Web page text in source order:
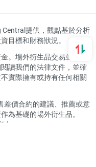
提供，觀點基於分析
目標和財務狀況。
。場外衍生品交易並不適
讀我們的法律文件，並確
實際擁有或持有任何相關
差價合約的建議、推薦或意
為基礎的場外衍生品。
。